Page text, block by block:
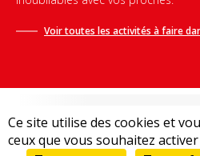
Ce site utilise des cookies et
ceux que vous souhaitez activer
Voir toutes les activités à faire
Conditions générales de vente-